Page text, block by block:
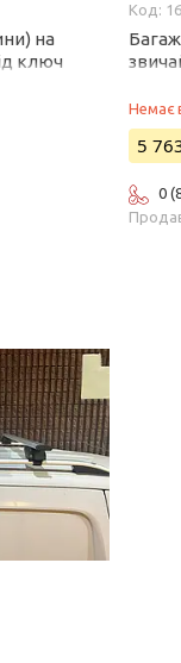
на
ключ
2009 рр
Lexus
Немає
5
0